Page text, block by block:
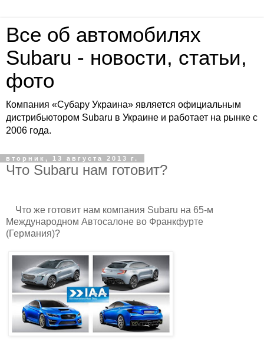
Все об автомобилях
Subaru - новости, статьи,
фото
Компания «Субару Украина» является официальным
дистрибьютором Subaru в Украине и работает на рынке с
2006 года.
вторник, 13 августа 2013 г.
Что Subaru нам готовит?
Что же готовит нам компания Subaru на 65-м
Международном Автосалоне во Франкфурте
(Германия)?